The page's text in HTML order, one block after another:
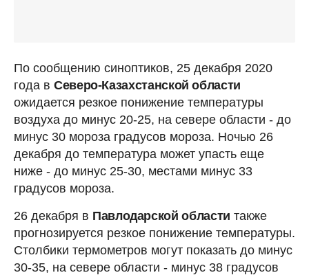
По сообщению синоптиков, 25 декабря 2020
года в Северо-Казахстанской области
ожидается резкое понижение температуры
воздуха до минус 20-25, на севере области - до
минус 30 мороза градусов мороза. Ночью 26
декабря до температура может упасть еще
ниже - до минус 25-30, местами минус 33
градусов мороза.
26 декабря в Павлодарской области также
прогнозируется резкое понижение температуры.
Столбики термометров могут показать до минус
30-35, на севере области - минус 38 градусов